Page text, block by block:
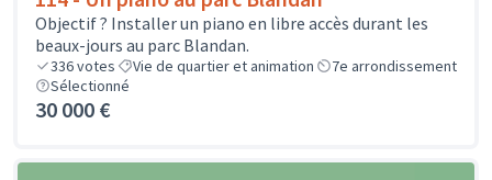
Objectif ? Installer un piano en libre accès durant les
beaux-jours au parc Blandan.
336votes Vie de quartier et animation
7e arrondissement
Sélectionné
30 000 €